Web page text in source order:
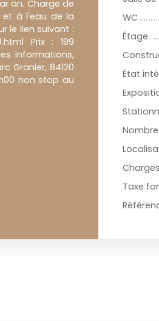
an. Charge de
et à l'eau de la
le lien suivant :
Prix : 199
informations,
Granier, 84120
non stop au
WC
Étage
État
Charges
Taxe